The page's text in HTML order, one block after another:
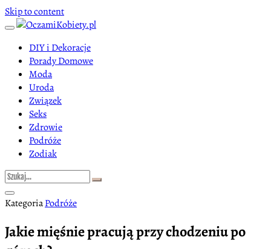
Skip to content
DIY i Dekoracje
Porady Domowe
Moda
Uroda
Związek
Seks
Zdrowie
Podróże
Zodiak
KategoriaPodróże
Jakie mięśnie pracują przy chodzeniu po